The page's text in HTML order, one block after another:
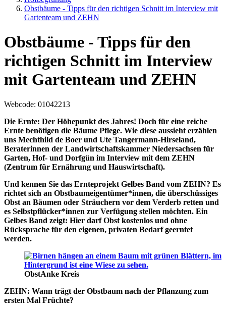
Obstbäume - Tipps für den richtigen Schnitt im Interview mit
Gartenteam und ZEHN
Obstbäume - Tipps für den
richtigen Schnitt im Interview
mit Gartenteam und ZEHN
Webcode: 01042213
Die Ernte: Der Höhepunkt des Jahres! Doch für eine reiche
Ernte benötigen die Bäume Pflege. Wie diese aussieht erzählen
uns Mechthild de Boer und Ute Tangermann-Hirseland,
Beraterinnen der Landwirtschaftskammer Niedersachsen für
Garten, Hof- und Dorfgün im Interview mit dem ZEHN
(Zentrum für Ernährung und Hauswirtschaft).
Und kennen Sie das Ernteprojekt Gelbes Band vom ZEHN? Es
richtet sich an Obstbaumeigentümer*innen, die überschüssiges
Obst an Bäumen oder Sträuchern vor dem Verderb retten und
es Selbstpflücker*innen zur Verfügung stellen möchten. Ein
Gelbes Band zeigt: Hier darf Obst kostenlos und ohne
Rücksprache für den eigenen, privaten Bedarf geerntet
werden.
ObstAnke Kreis
ZEHN: Wann trägt der Obstbaum nach der Pflanzung zum
ersten Mal Früchte?